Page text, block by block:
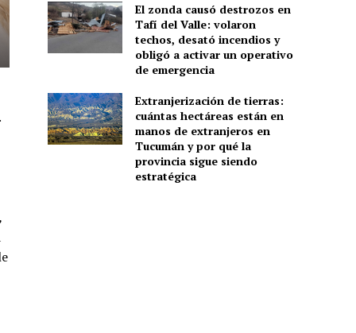
El zonda causó destrozos en
Tafí del Valle: volaron
techos, desató incendios y
obligó a activar un operativo
de emergencia
Extranjerización de tierras:
cuántas hectáreas están en
manos de extranjeros en
Tucumán y por qué la
provincia sigue siendo
estratégica